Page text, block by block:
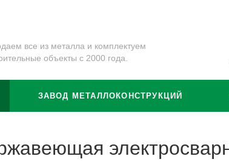
все из металла и комплектуем
объекты с 2000 года.
ЗАВОД МЕТАЛЛОКОНСТРУКЦИЙ